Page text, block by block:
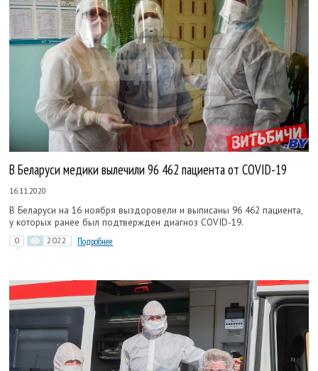
В Беларуси медики вылечили 96 462 пациента от COVID-19
16.11.2020
В Беларуси на 16 ноября выздоровели и выписаны 96 462 пациента,
у которых ранее был подтвержден диагноз COVID-19.
0 2022 Подробнее